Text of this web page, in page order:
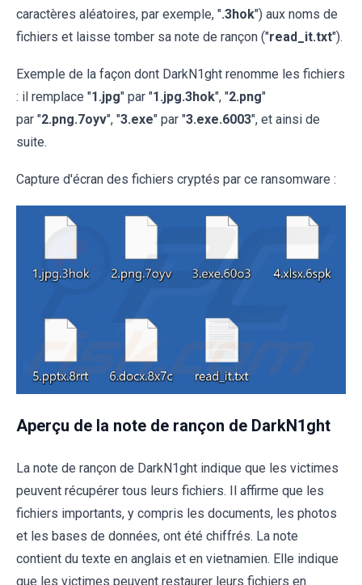
caractères aléatoires, par exemple, ".3hok") aux noms de
fichiers et laisse tomber sa note de rançon ("read_it.txt").
Exemple de la façon dont DarkN1ght renomme les fichiers
: il remplace "1.jpg" par "1.jpg.3hok", "2.png"
par "2.png.7oyv", "3.exe" par "3.exe.6003", et ainsi de
suite.
Capture d'écran des fichiers cryptés par ce ransomware :
Aperçu de la note de rançon de DarkN1ght
La note de rançon de DarkN1ght indique que les victimes
peuvent récupérer tous leurs fichiers. Il affirme que les
fichiers importants, y compris les documents, les photos
et les bases de données, ont été chiffrés. La note
contient du texte en anglais et en vietnamien. Elle indique
que les victimes peuvent restaurer leurs fichiers en